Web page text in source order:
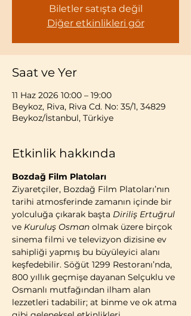
Biletler satışta değil
Diğer etkinlikleri gör
Saat ve Yer
11 Haz 2026 10:00 – 19:00
Beykoz, Riva, Riva Cd. No: 35/1, 34829
Beykoz/İstanbul, Türkiye
Etkinlik hakkında
Bozdağ Film Platoları
Ziyaretçiler, Bozdağ Film Platoları’nın
tarihi atmosferinde zamanın içinde bir
yolculuğa çıkarak başta Diriliş Ertuğrul
ve Kuruluş Osman olmak üzere birçok
sinema filmi ve televizyon dizisine ev
sahipliği yapmış bu büyüleyici alanı
keşfedebilir. Söğüt 1299 Restoranı’nda,
800 yıllık geçmişe dayanan Selçuklu ve
Osmanlı mutfağından ilham alan
lezzetleri tadabilir; at binme ve ok atma